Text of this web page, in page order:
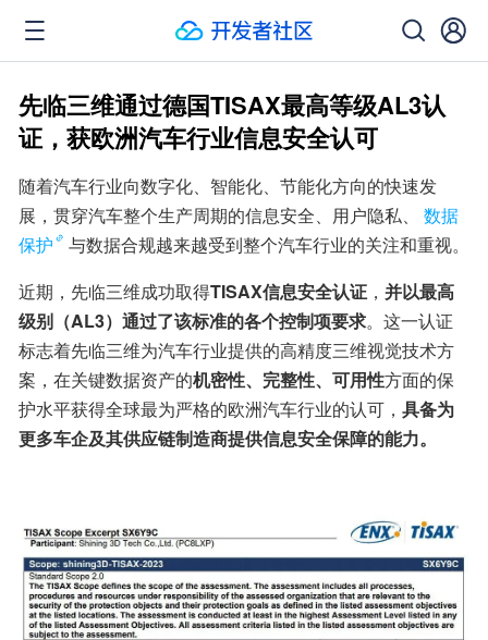
先临三维通过德国TISAX最高等级AL3认
证，获欧洲汽车行业信息安全认可
随着汽车行业向数字化、智能化、节能化方向的快速发
展，贯穿汽车整个生产周期的信息安全、用户隐私、
数据
保护
与数据合规越来越受到整个汽车行业的关注和重视。
近期，先临三维成功取得TISAX信息安全认证 ， 并以最高
级别（AL3）通过了该标准的各个控制项要求。这一认证
标志着先临三维为汽车行业提供的高精度三维视觉技术方
案，在关键数据资产的机密性、完整性、可用性方面的保
护水平获得全球最为严格的欧洲汽车行业的认可， 具备为
更多车企及其供应链制造商提供信息安全保障的能力。